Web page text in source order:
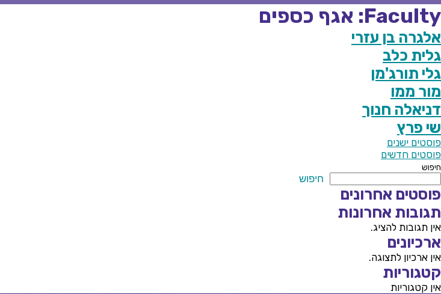
Faculty: אגף כספים
אלגרה בן עזרי
גלית כלב
גלי תורג'מן
מור ממו
דניאלה חנוך
שי פרץ
ניווט
פוסטים ישנים
פוסטים חדשים
חיפוש
חיפוש
פוסטים אחרונים
תגובות אחרונות
אין תגובות להציג.
ארכיונים
אין ארכיון לתצוגה.
קטגוריות
אין קטגוריות